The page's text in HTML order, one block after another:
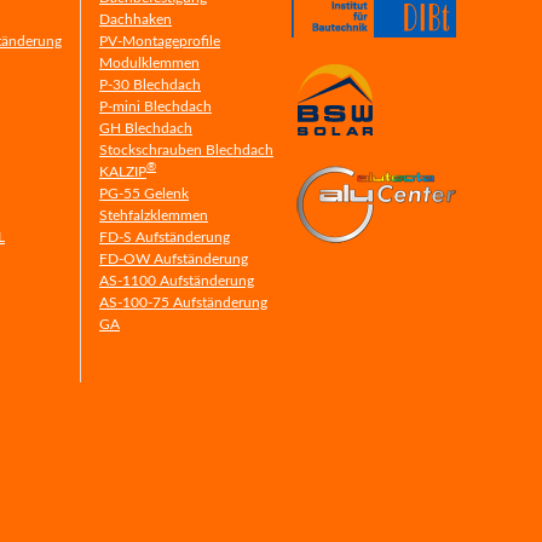
Dachhaken
PV-Montageprofile
Modulklemmen
P-30 Blechdach
P-mini Blechdach
GH Blechdach
Stockschrauben Blechdach
KALZIP®
PG-55 Gelenk
Stehfalzklemmen
FD-S Aufständerung
FD-OW Aufständerung
AS-1100 Aufständerung
AS-100-75 Aufständerung
GA